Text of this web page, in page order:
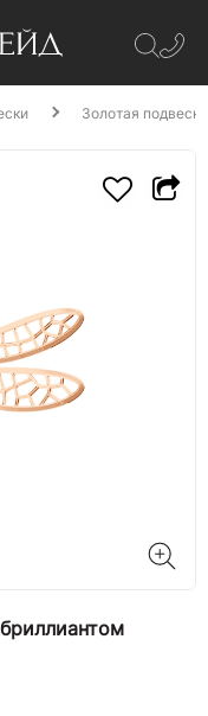
Золотая